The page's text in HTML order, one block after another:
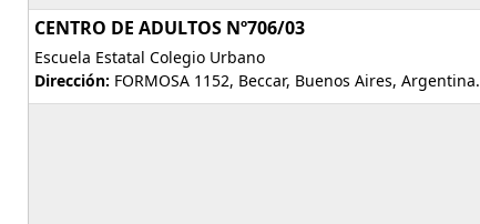
CENTRO DE ADULTOS Nº706/03
Escuela Estatal Colegio Urbano
Dirección: FORMOSA 1152, Beccar, Buenos Aires, Argentina.